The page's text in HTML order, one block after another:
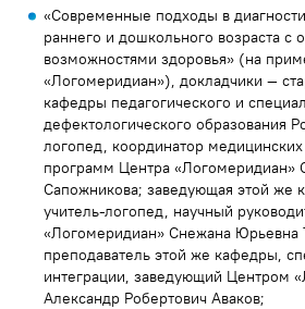
«Современные подходы в
раннего и дошкольного возраста с
возможностями здоровья» (на
«Логомеридиан»), докладчики —
кафедры педагогического и
дефектологического образования
логопед, координатор
программ Центра «Логомеридиан»
Сапожникова; заведующая этой же
учитель-логопед, научный
«Логомеридиан» Снежана Юрьевна
преподаватель этой же кафедры,
интеграции, заведующий Центром
Александр Робертович Аваков;